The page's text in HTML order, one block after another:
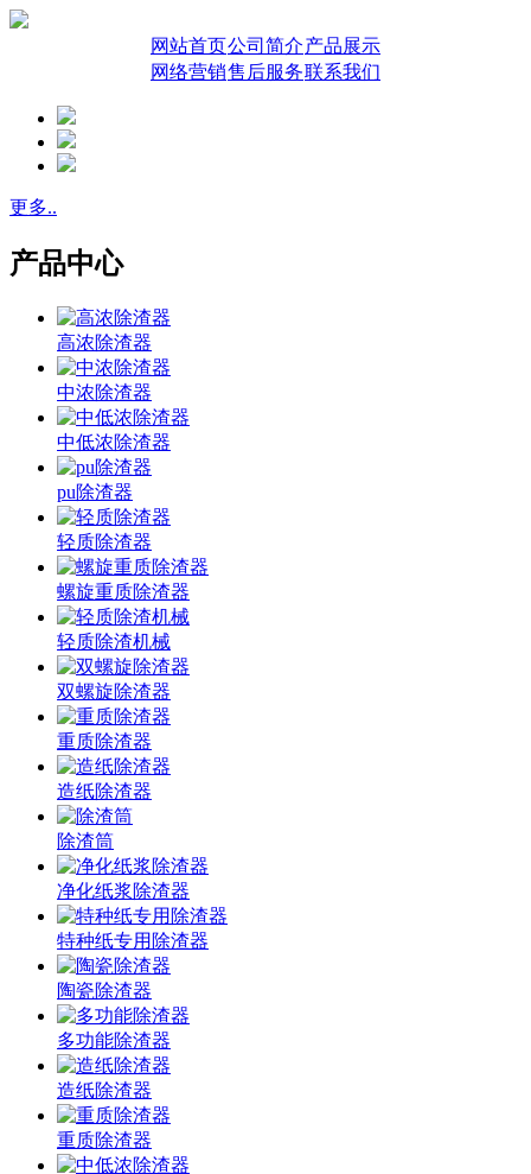
网站首页公司简介产品展示
网络营销售后服务联系我们
更多..
产品中心
高浓除渣器
中浓除渣器
中低浓除渣器
pu除渣器
轻质除渣器
螺旋重质除渣器
轻质除渣机械
双螺旋除渣器
重质除渣器
造纸除渣器
除渣筒
净化纸浆除渣器
特种纸专用除渣器
陶瓷除渣器
多功能除渣器
造纸除渣器
重质除渣器